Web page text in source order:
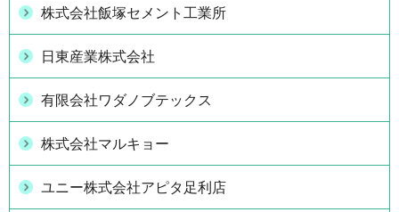
株式会社飯塚セメント工業所
日東産業株式会社
有限会社ワダノブテックス
株式会社マルキョー
ユニー株式会社アピタ足利店